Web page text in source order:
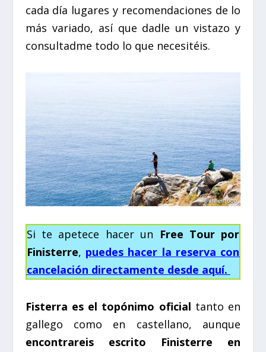
cada día lugares y recomendaciones de lo
más variado, así que dadle un vistazo y
consultadme todo lo que necesitéis.
Si te apetece hacer un Free Tour por
Finisterre, puedes hacer la reserva con
cancelación directamente desde aquí.
Fisterra es el topónimo oficial tanto en
gallego como en castellano, aunque
encontrareis escrito Finisterre en